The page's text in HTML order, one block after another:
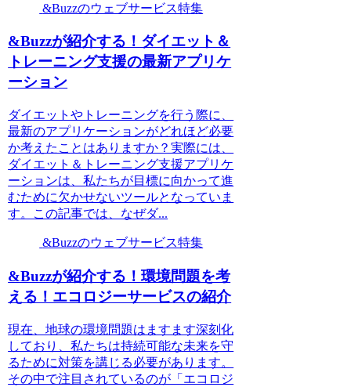
&Buzzのウェブサービス特集
&Buzzが紹介する！ダイエット＆
トレーニング支援の最新アプリケ
ーション
ダイエットやトレーニングを行う際に、
最新のアプリケーションがどれほど必要
か考えたことはありますか？実際には、
ダイエット＆トレーニング支援アプリケ
ーションは、私たちが目標に向かって進
むために欠かせないツールとなっていま
す。この記事では、なぜダ...
&Buzzのウェブサービス特集
&Buzzが紹介する！環境問題を考
える！エコロジーサービスの紹介
現在、地球の環境問題はますます深刻化
しており、私たちは持続可能な未来を守
るために対策を講じる必要があります。
その中で注目されているのが「エコロジ